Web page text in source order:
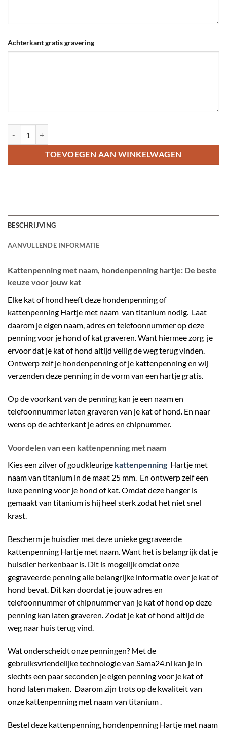
Achterkant gratis gravering
TOEVOEGEN AAN WINKELWAGEN
BESCHRIJVING
AANVULLENDE INFORMATIE
Kattenpenning met naam, hondenpenning hartje: De beste
keuze voor jouw kat
Elke kat of hond heeft deze hondenpenning of
kattenpenning Hartje met naam van titanium nodig. Laat
daarom je eigen naam, adres en telefoonnummer op deze
penning voor je hond of kat graveren. Want hiermee zorg je
ervoor dat je kat of hond altijd veilig de weg terug vinden.
Ontwerp zelf je hondenpenning of je kattenpenning en wij
verzenden deze penning in de vorm van een hartje gratis.
Op de voorkant van de penning kan je een naam en
telefoonnummer laten graveren van je kat of hond. En naar
wens op de achterkant je adres en chipnummer.
Voordelen van een kattenpenning met naam
Kies een zilver of goudkleurige kattenpenning Hartje met
naam van titanium in de maat 25 mm. En ontwerp zelf een
luxe penning voor je hond of kat. Omdat deze hanger is
gemaakt van titanium is hij heel sterk zodat het niet snel
krast.
Bescherm je huisdier met deze unieke gegraveerde
kattenpenning Hartje met naam. Want het is belangrijk dat je
huisdier herkenbaar is. Dit is mogelijk omdat onze
gegraveerde penning alle belangrijke informatie over je kat of
hond bevat. Dit kan doordat je jouw adres en
telefoonnummer of chipnummer van je kat of hond op deze
penning kan laten graveren. Zodat je kat of hond altijd de
weg naar huis terug vind.
Wat onderscheidt onze penningen? Met de
gebruiksvriendelijke technologie van Sama24.nl kan je in
slechts een paar seconden je eigen penning voor je kat of
hond laten maken. Daarom zijn trots op de kwaliteit van
onze kattenpenning met naam van titanium .
Bestel deze kattenpenning, hondenpenning Hartje met naam